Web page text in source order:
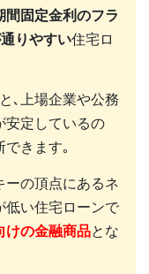
間固定金利のフラ
りやすい住宅ロ
､上場企業や公務
安定しているの
できます｡
ーの頂点にあるネ
低い住宅ローンで
けの金融商品とな